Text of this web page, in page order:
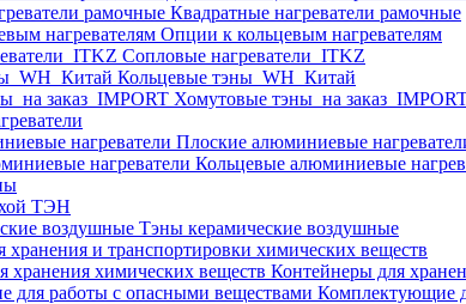
Квадратные нагреватели рамочные
Опции к кольцевым нагревателям
Cопловые нагреватели_ITKZ
Кольцевые тэны_WH_Китай
Хомутовые тэны_на
Плоские алюминиевые
Кольцевые алюминиевые
ТЭН
Тэны керамические воздушные
хранения и транспортировки химических веществ
Контейнеры для
Комплектующие